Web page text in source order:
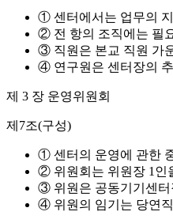
① 센터에서는 업무의
② 전 항의 조직에는 필
③ 직원은 본교 직원 가
④ 연구원은 센터장의
제 3 장 운영위원회
제7조(구성)
① 센터의 운영에 관한
② 위원회는 위원장 1인
③ 위원은 공동기기센터
④ 위원의 임기는 당연